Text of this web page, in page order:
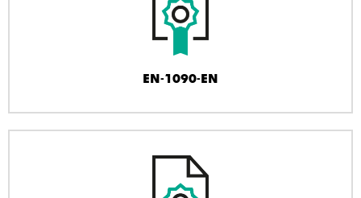
EN-1090-EN